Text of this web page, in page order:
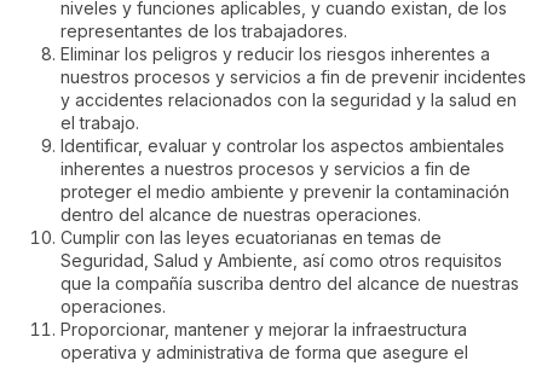
niveles y funciones aplicables, y cuando existan, de los
representantes de los trabajadores.
Eliminar los peligros y reducir los riesgos inherentes a
nuestros procesos y servicios a fin de prevenir incidentes
y accidentes relacionados con la seguridad y la salud en
el trabajo.
Identificar, evaluar y controlar los aspectos ambientales
inherentes a nuestros procesos y servicios a fin de
proteger el medio ambiente y prevenir la contaminación
dentro del alcance de nuestras operaciones.
Cumplir con las leyes ecuatorianas en temas de
Seguridad, Salud y Ambiente, así como otros requisitos
que la compañía suscriba dentro del alcance de nuestras
operaciones.
Proporcionar, mantener y mejorar la infraestructura
operativa y administrativa de forma que asegure el